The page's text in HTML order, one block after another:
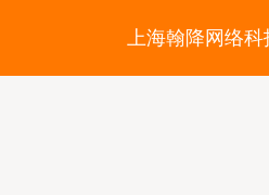
上海翰降网络科